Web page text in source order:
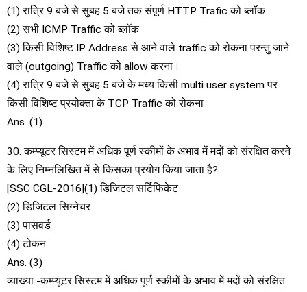
(1) रात्रि 9 बजे से सुबह 5 बजे तक संपूर्ण HTTP Trafic को ब्लॉक
(2) सभी ICMP Traffic को ब्लॉक
(3) किसी विशिष्ट IP Address से आने वाले traffic को रोकना परन्तु जाने
वाले (outgoing) Traffic को allow करना।
(4) रात्रि 9 बजे से सुबह 5 बजे के मध्य किसी multi user system पर
किसी विशिष्ट प्रयोक्ता के TCP Traffic को रोकना
Ans. (1)
30. कम्प्यूटर सिस्टम में अधिक पूर्ण स्कीमों के अभाव में मदों को संरक्षित करने
के लिए निम्नलिखित में से किसका प्रयोग किया जाता है?
[SSC CGL-2016](1) डिजिटल सर्टिफिकेट
(2) डिजिटल सिग्नेचर
(3) पासवर्ड
(4) टोकन
Ans. (3)
व्याख्या -कम्प्यूटर सिस्टम में अधिक पूर्ण स्कीमों के अभाव में मदों को संरक्षित